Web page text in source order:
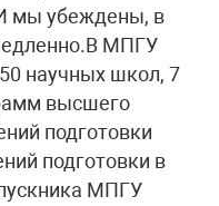
мы убеждены, в
МПГУ
научных школ, 7
высшего
подготовки
подготовки в
МПГУ